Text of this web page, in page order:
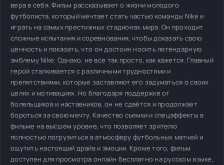
вера в себя. Фильм рассказывает о жизни молодого
футболиста, который мечтает стать частью команды Nike и
играть на самых престижных стадионах мира. Он проходит
сложные испытания и соревнования, чтобы доказать свою
ценность и показать, что он достоин носить легендарную
эмблему Nike. Однако, не все так просто, как кажется. Главный
герой сталкивается с различными трудностями и
препятствиями, которые заставляют его задуматься о своих
целях и мотивациях. Но благодаря поддержке от
болельщиков и наставников, он не сдаётся и продолжает
бороться за свою мечту. Качество съемки и спецэффекты в
фильме на высшем уровне, что позволяет зрителю
полностью погрузиться в атмосферу футбольных матчей и
ощутить настоящий драйв и эмоции. Кроме того, фильм
доступен для просмотра онлайн бесплатно на русском языке,